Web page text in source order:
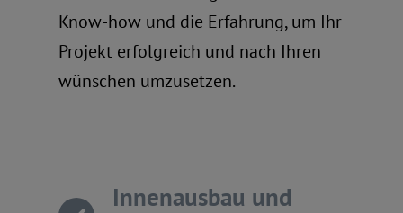
Know-how und die Erfahrung, um Ihr
Projekt erfolgreich und nach Ihren
wünschen umzusetzen.
Innenausbau und